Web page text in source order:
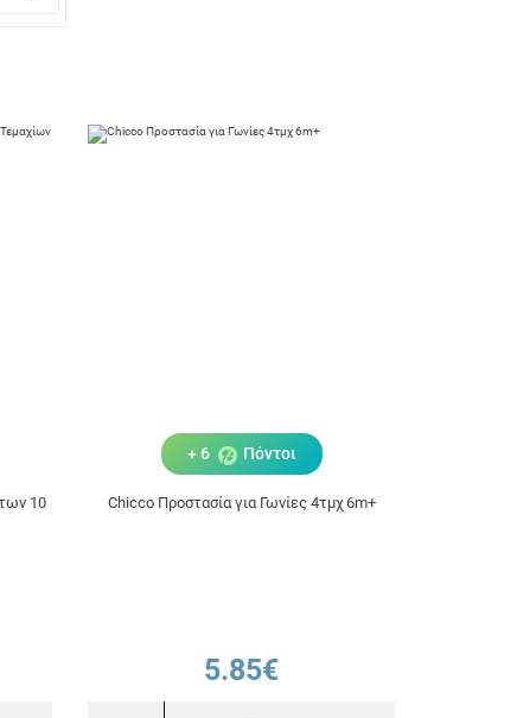
10
+ 6 Πόντοι
Chicco Προστασία για Γωνίες 4τμχ 6m+
5.85€